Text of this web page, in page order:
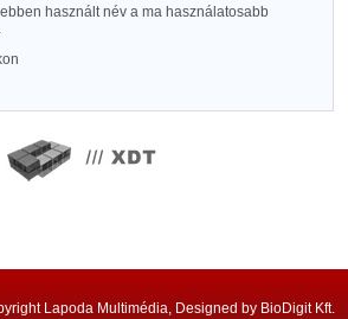
használt név a ma használatosabb
Lapoda Multimédia, Designed by BioDigit Kft.